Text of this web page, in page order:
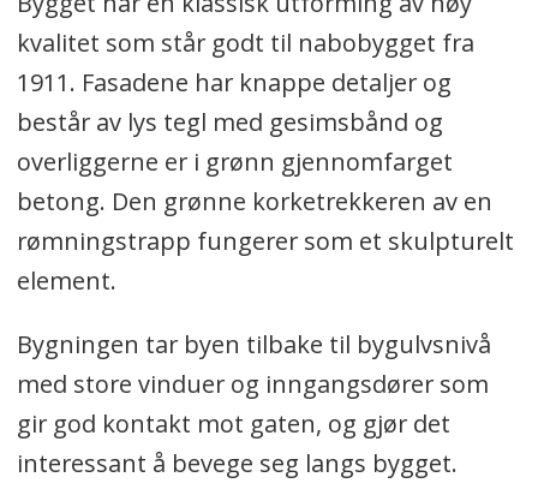
kvalitet som står godt til nabobygget fra
1911. Fasadene har knappe detaljer og
består av lys tegl med gesimsbånd og
overliggerne er i grønn gjennomfarget
betong. Den grønne korketrekkeren av en
rømningstrapp fungerer som et skulpturelt
element.
Bygningen tar byen tilbake til bygulvsnivå
med store vinduer og inngangsdører som
gir god kontakt mot gaten, og gjør det
interessant å bevege seg langs bygget.